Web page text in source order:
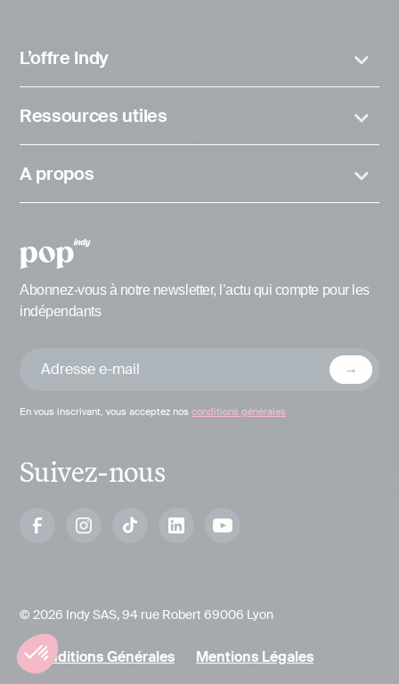
L’offre Indy
Ressources utiles
A propos
Abonnez-vous à notre newsletter, l’actu qui compte pour les
indépendants
En vous inscrivant, vous acceptez nos conditions générales
Suivez-nous
© 2026 Indy SAS, 94 rue Robert 69006 Lyon
Conditions Générales Mentions Légales